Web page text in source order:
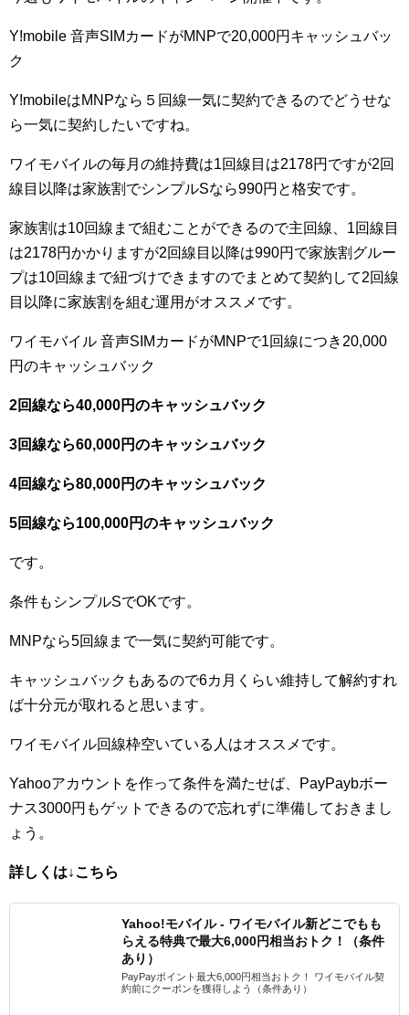
Y!mobile 音声SIMカードがMNPで20,000円キャッシュバッ
ク
Y!mobileはMNPなら５回線一気に契約できるのでどうせな
ら一気に契約したいですね。
ワイモバイルの毎月の維持費は1回線目は2178円ですが2回
線目以降は家族割でシンプルSなら990円と格安です。
家族割は10回線まで組むことができるので主回線、1回線目
は2178円かかりますが2回線目以降は990円で家族割グルー
プは10回線まで紐づけできますのでまとめて契約して2回線
目以降に家族割を組む運用がオススメです。
ワイモバイル 音声SIMカードがMNPで1回線につき20,000
円のキャッシュバック
2回線なら40,000円のキャッシュバック
3回線なら60,000円のキャッシュバック
4回線なら80,000円のキャッシュバック
5回線なら100,000円のキャッシュバック
です。
条件もシンプルSでOKです。
MNPなら5回線まで一気に契約可能です。
キャッシュバックもあるので6カ月くらい維持して解約すれ
ば十分元が取れると思います。
ワイモバイル回線枠空いている人はオススメです。
Yahooアカウントを作って条件を満たせば、PayPaybボー
ナス3000円もゲットできるので忘れずに準備しておきまし
ょう。
詳しくは↓こちら
Yahoo!モバイル - ワイモバイル新どこでもも
らえる特典で最大6,000円相当おトク！（条件
あり）
PayPayポイント最大6,000円相当おトク！ ワイモバイル契
約前にクーポンを獲得しよう（条件あり）